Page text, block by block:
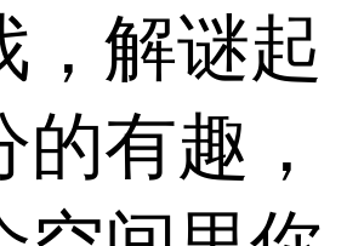
，解谜起
有趣，